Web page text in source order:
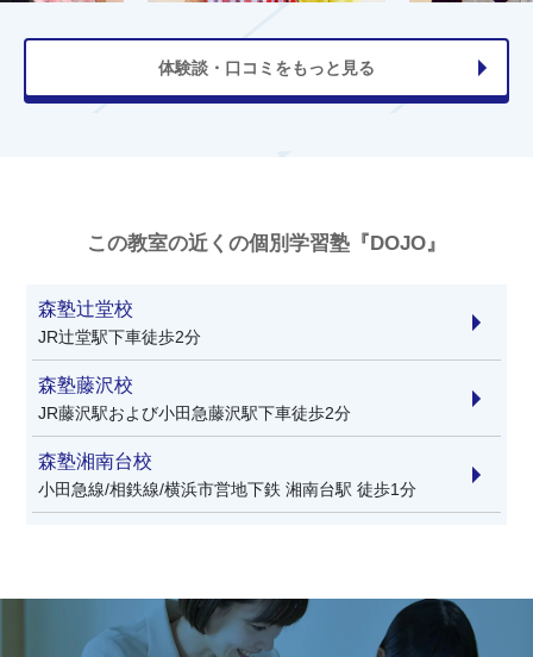
体験談・口コミをもっと見る
この教室の近くの個別学習塾『DOJO』
森塾辻堂校
JR辻堂駅下車徒歩2分
森塾藤沢校
JR藤沢駅および小田急藤沢駅下車徒歩2分
森塾湘南台校
小田急線/相鉄線/横浜市営地下鉄 湘南台駅 徒歩1分